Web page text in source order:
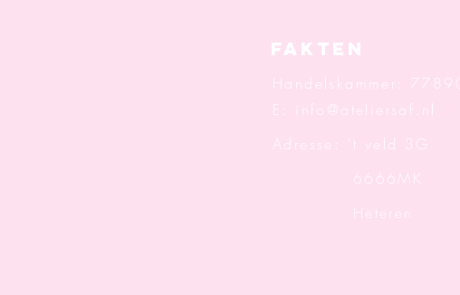
Fakten
Handelskammer:
E:
info@ateliersaf.nl
Adresse: 't veld 3G
6666MK
Heteren